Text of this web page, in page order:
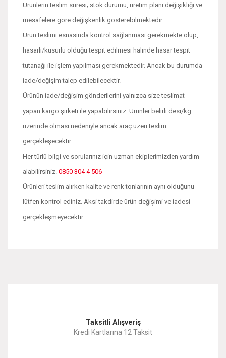
Ürünlerin teslim süresi; stok durumu, üretim planı değişikliği ve
mesafelere göre değişkenlik gösterebilmektedir.
Ürün teslimi esnasında kontrol sağlanması gerekmekte olup,
hasarlı/kusurlu olduğu tespit edilmesi halinde hasar tespit
tutanağı ile işlem yapılması gerekmektedir. Ancak bu durumda
iade/değişim talep edilebilecektir.
Ürünün iade/değişim gönderilerini yalnızca size teslimat
yapan kargo şirketi ile yapabilirsiniz. Ürünler belirli desi/kg
üzerinde olması nedeniyle ancak araç üzeri teslim
gerçekleşecektir.
Her türlü bilgi ve sorularınız için uzman ekiplerimizden yardım
alabilirsiniz. 0850 304 4 506
Ürünleri teslim alırken kalite ve renk tonlarının aynı olduğunu
lütfen kontrol ediniz. Aksi takdirde ürün değişimi ve iadesi
gerçekleşmeyecektir.
Ürün resmi kalitesiz, bozuk veya görüntülenemiyor.
Taksitli Alışveriş
Kredi Kartlarına 12 Taksit